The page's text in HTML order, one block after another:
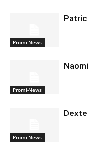
Promi-News
Promi-News
Promi-News